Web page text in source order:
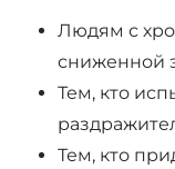
Людям с
сниженной
Тем, кто
Тем, кто